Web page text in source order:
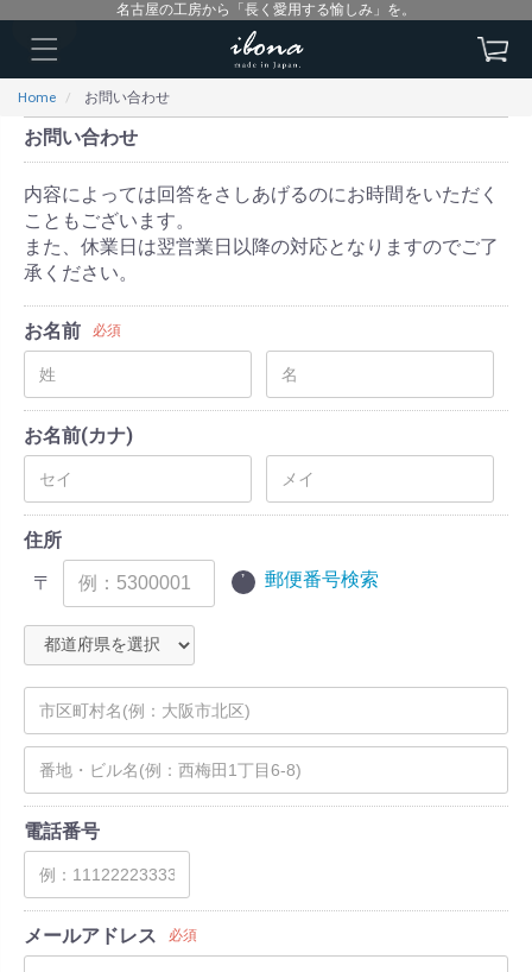
名古屋の工房から「長く愛用する愉しみ」を。
Home お問い合わせ
お問い合わせ
内容によっては回答をさしあげるのにお時間をいただく
こともございます。
また、休業日は翌営業日以降の対応となりますのでご了
承ください。
お名前 必須
お名前(カナ)
住所
〒
郵便番号検索
電話番号
メールアドレス 必須